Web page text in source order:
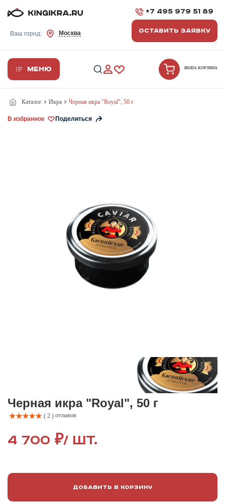
Ваш город: Москва
+7 495 979 51 89
ОСТАВИТЬ ЗАЯВКУ
Меню ВАША КОРЗИНА
Каталог Икра Черная икра "Royal", 50 г
В избранное
Черная икра "Royal", 50 г
( 2 ) отзывов
4 700 ₽/ шт.
Добавить в корзину